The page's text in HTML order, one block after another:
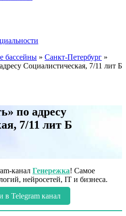
бассейны » Санкт-Петербург »
Социалистическая, 7/11 лит Б
по адресу
7/11 лит Б
канал Генережка! Самое
нейросетей, IT и бизнеса.
в Telegram канал